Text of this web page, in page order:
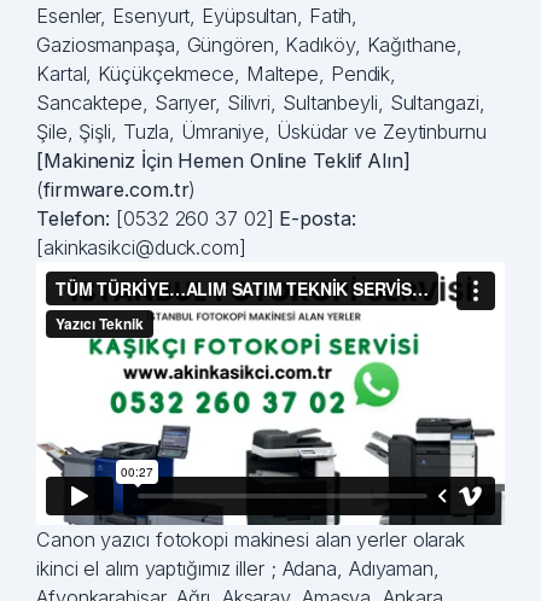
Esenler, Esenyurt, Eyüpsultan, Fatih,
Gaziosmanpaşa, Güngören, Kadıköy, Kağıthane,
Kartal, Küçükçekmece, Maltepe, Pendik,
Sancaktepe, Sarıyer, Silivri, Sultanbeyli, Sultangazi,
Şile, Şişli, Tuzla, Ümraniye, Üsküdar ve Zeytinburnu
[Makineniz İçin Hemen Online Teklif Alın]
(firmware.com.tr)
Telefon: [0532 260 37 02] E-posta:
[akinkasikci@duck.com]
Canon yazıcı fotokopi makinesi alan yerler olarak
ikinci el alım yaptığımız iller ; Adana, Adıyaman,